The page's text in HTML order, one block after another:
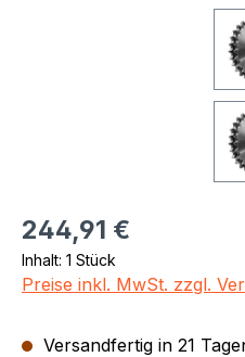
Regulärer Preis:
244,91 €
Inhalt: 1 Stück
Preise inkl. MwSt. zzgl.
Versandfertig in 21